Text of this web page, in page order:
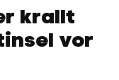
krallt
vor